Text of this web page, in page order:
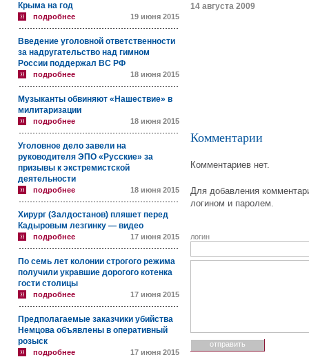
Крыма на год
подробнее 19 июня 2015
Введение уголовной ответственности
за надругательство над гимном
России поддержал ВС РФ
подробнее 18 июня 2015
Музыканты обвиняют «Нашествие» в
милитаризации
подробнее 18 июня 2015
Уголовное дело завели на
руководителя ЭПО «Русские» за
призывы к экстремистской
деятельности
подробнее 18 июня 2015
Хирург (Залдостанов) пляшет перед
Кадыровым лезгинку — видео
подробнее 17 июня 2015
По семь лет колонии строгого режима
получили укравшие дорогого котенка
гости столицы
подробнее 17 июня 2015
Предполагаемые заказчики убийства
Немцова объявлены в оперативный
розыск
подробнее 17 июня 2015
14 августа 2009
Комментарии
Комментариев нет.
Для добавления
логином и паролем.
логин